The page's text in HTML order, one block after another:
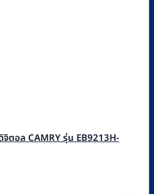
ตอล CAMRY รุ่น EB9213H-